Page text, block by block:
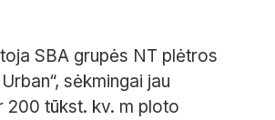
SBA grupės NT plėtros
sėkmingai jau
200 tūkst. kv. m ploto